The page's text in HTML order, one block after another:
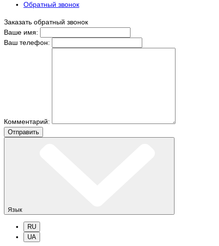
Обратный звонок
Заказать обратный звонок
Ваше имя:
Ваш телефон:
Комментарий:
Отправить
Язык
RU
UA